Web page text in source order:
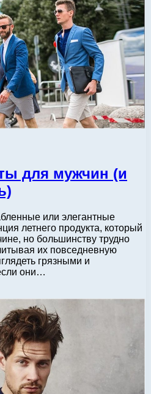
для мужчин (и
или элегантные
летнего продукта, который
но большинству трудно
их повседневную
грязными и
они…